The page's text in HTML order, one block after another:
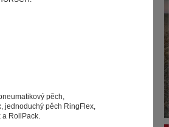
pěch,
jednoduchý pěch RingFlex,
a RollPack.
klikání a nezobrazovaly se vám
vás nezajímají. Abyste web viděli
od vás potřebujeme souhlas se
cookies - malých souborů, které
s nastavením cookies tak, abychom
a užitečné služby na základě
můžete kdykoli změnit na stránce
osobních údajů.